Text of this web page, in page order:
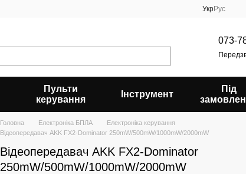
УкрРус
073-
Пульти
керування
Інструмент
Під
Головна Електроніка БПЛА
Електроніка керування
Відеопередавач AKK FX2-Dominator 250mW/500mW/1000mW/2000mW
Відеопередавач AKK FX2-Dominator
250mW/500mW/1000mW/2000mW